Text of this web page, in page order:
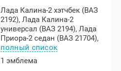
Лада Калина-2 хэтчбек (ВАЗ
2192),Лада Калина-2
универсал (ВАЗ 2194),Лада
Приора-2 седан (ВАЗ 21704),
полный список
1 эмблема